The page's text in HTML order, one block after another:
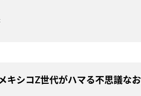
キシコZ世代がハマる不思議なお